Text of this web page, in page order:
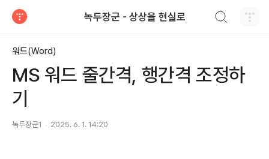
녹두장군 - 상상을 현실로
워드(Word)
MS 워드 줄간격, 행간격 조정하
기
녹두장군1 2025. 6. 1. 14:20